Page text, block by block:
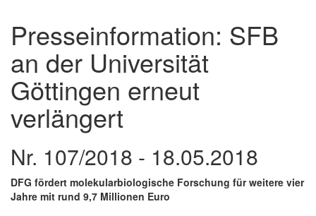
Presseinformation: SFB
an der Universität
Göttingen erneut
verlängert
Nr. 107/2018 - 18.05.2018
DFG fördert molekularbiologische Forschung für weitere vier
Jahre mit rund 9,7 Millionen Euro